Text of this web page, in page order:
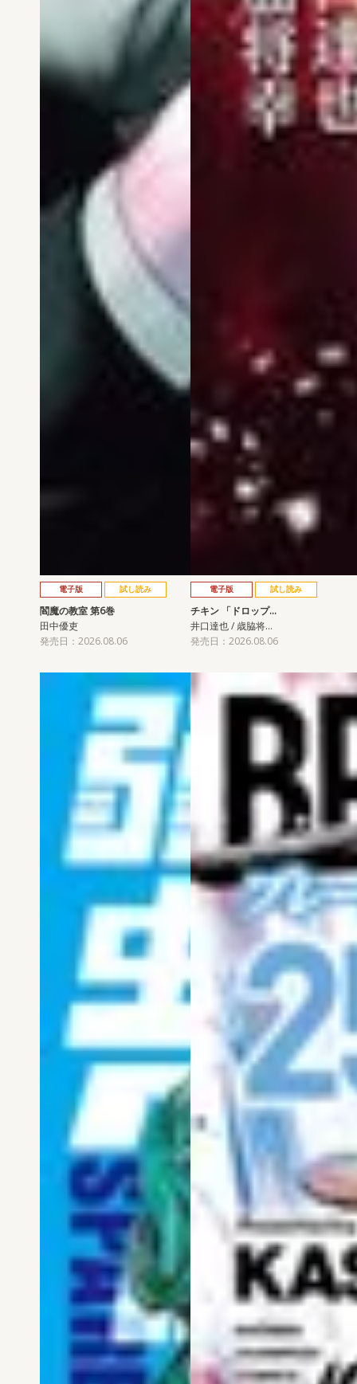
電子版 試し読み
閻魔の教室 第6巻
田中優吏
発売日：2026.08.06
電子版 試し読み
チキン 「ドロップ…
井口達也 / 歳脇将…
発売日：2026.08.06